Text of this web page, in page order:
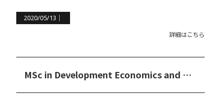
2020/05/13｜
詳細はこちら
MSc in Development Economics and Policy